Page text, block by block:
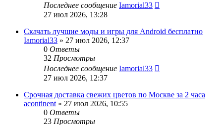
Последнее сообщение Iamorial33
27 июл 2026, 13:28
Скачать лучшие моды и игры для Android бесплатно
Iamorial33 » 27 июл 2026, 12:37
0 Ответы
32 Просмотры
Последнее сообщение Iamorial33
27 июл 2026, 12:37
Срочная доставка свежих цветов по Москве за 2 часа
acontinent » 27 июл 2026, 10:55
0 Ответы
23 Просмотры